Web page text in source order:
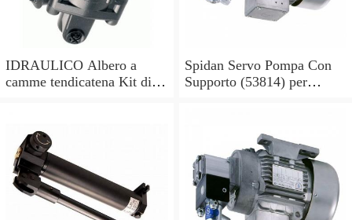
IDRAULICO Albero a
camme tendicatena Kit di
Spidan Servo Pompa Con
Supporto (53814) per